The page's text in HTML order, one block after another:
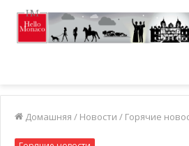
Домашняя / Новости / Горячие